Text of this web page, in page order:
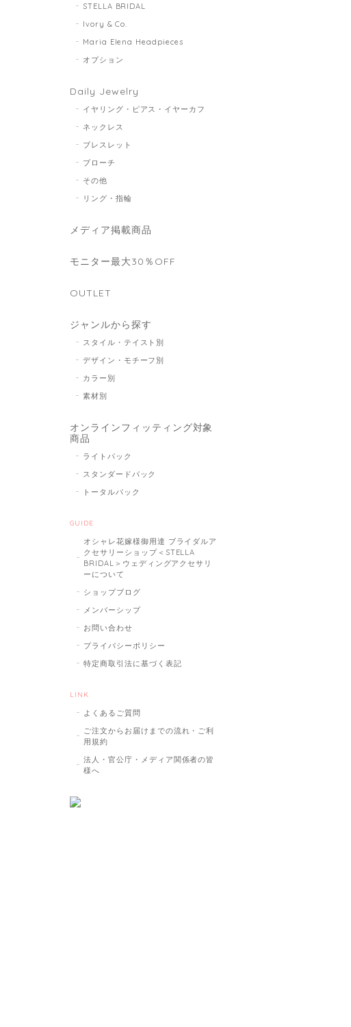
STELLA BRIDAL
Ivory & Co.
Maria Elena Headpieces
オプション
Daily Jewelry
イヤリング・ピアス・イヤーカフ
ネックレス
ブレスレット
ブローチ
その他
リング・指輪
メディア掲載商品
モニター最大30％OFF
OUTLET
ジャンルから探す
スタイル・テイスト別
デザイン・モチーフ別
カラー別
素材別
オンラインフィッティング対象
商品
ライトパック
スタンダードパック
トータルパック
GUIDE
オシャレ花嫁様御用達 ブライダルア
クセサリーショップ＜STELLA
BRIDAL＞ウェディングアクセサリ
ーについて
ショップブログ
メンバーシップ
お問い合わせ
プライバシーポリシー
特定商取引法に基づく表記
LINK
よくあるご質問
ご注文からお届けまでの流れ・ご利
用規約
法人・官公庁・メディア関係者の皆
様へ